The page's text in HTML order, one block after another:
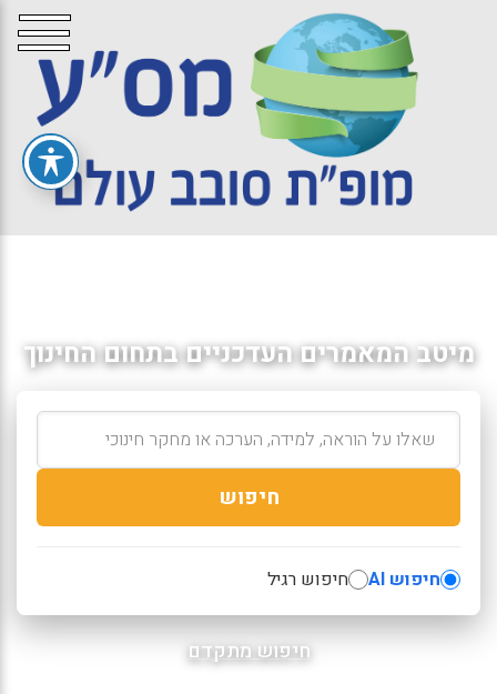
מיטב המאמרים העדכניים בתחום החינוך
חיפוש
חיפוש AI חיפוש רגיל
חיפוש מתקדם